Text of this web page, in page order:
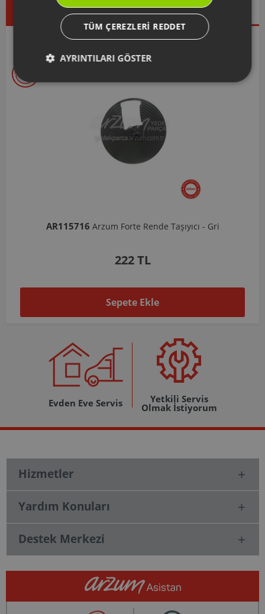
İndirimdekiler Yeni Ürünler
AR103206Arzum Shake'N Take Doğrayıcı Hazne 570 Ml-Koyu Gri
1.037 TL
Sepete Ekle
Evden Eve Servis Yetkili Servis
Olmak İstiyorum
Hizmetler
Yardım Konuları
Destek Merkezi
TÜM ÇEREZLERI REDDET
AYRINTILARI GÖSTER